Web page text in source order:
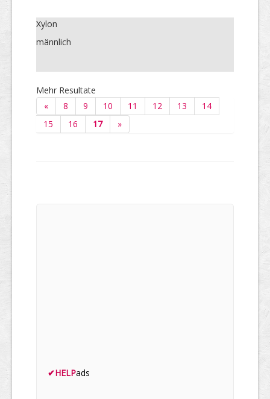
Xylon
männlich
Mehr Resultate
«
8 9 10 11 12 13
14
15
16 17 »
✔HELPads